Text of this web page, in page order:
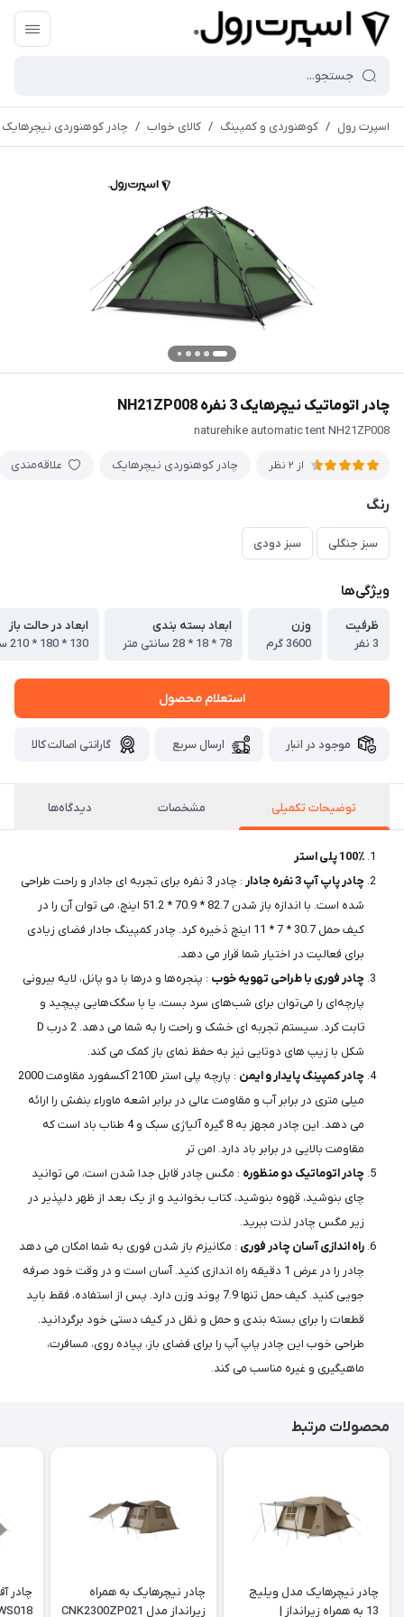
اسپرت رول / کوهنوردی و کمپینگ / کالای خواب / چادر کوهنوردی نیچرهایک
چادر اتوماتیک نیچرهایک 3 نفره NH21ZP008
naturehike automatic tent NH21ZP008
از 2 نظر چادر کوهنوردی نیچرهایک علاقه‌مندی
رنگ
سبز جنگلی سبز دودی
ویژگی‌ها
ظرفیت
3 نفر
وزن
3600 گرم
ابعاد بسته بندی
78 * 18 * 28 سانتی متر
ابعاد در حالت باز
130 * 180 * 210 سانتی متر
استعلام محصول
موجود در انبار ارسال سریع گارانتی اصالت کالا
توضیحات تکمیلی مشخصات دیدگاه‌ها
100٪ پلی استر
چادر پاپ آپ 3 نفره جادار
: چادر 3 نفره برای تجربه ای جادار و راحت طراحی
شده است. با اندازه باز شدن 82.7 * 70.9 * 51.2 اینچ، می توان آن را در
کیف حمل 30.7 * 7 * 11 اینچ ذخیره کرد. چادر کمپینگ جادار فضای زیادی
برای فعالیت در اختیار شما قرار می دهد.
چادر فوری با طراحی تهویه خوب : پنجره‌ها و درها با دو پانل، لایه بیرونی
پارچه‌ای را می‌توان برای شب‌های سرد بست، یا با سگک‌هایی پیچید و
ثابت کرد. سیستم تجربه ای خشک و راحت را به شما می دهد. 2 درب D
شکل با زیپ های دوتایی نیز به حفظ نمای باز کمک می کند.
چادر کمپینگ پایدار و ایمن
: پارچه پلی استر 210D آکسفورد مقاومت 2000
میلی متری در برابر آب و مقاومت عالی در برابر اشعه ماوراء بنفش را ارائه
می دهد. این چادر مجهز به 8 گیره آلیاژی سبک و 4 طناب باد است که
مقاومت بالایی در برابر باد دارد. امن تر
چادر اتوماتیک دو منظوره : مگس چادر قابل جدا شدن است، می توانید
چای بنوشید، قهوه بنوشید، کتاب بخوانید و از یک بعد از ظهر دلپذیر در
زیر مگس چادر لذت ببرید.
راه اندازی آسان چادر فوری : مکانیزم باز شدن فوری به شما امکان می دهد
چادر را در عرض 1 دقیقه راه اندازی کنید. آسان است و در وقت خود صرفه
جویی کنید. کیف حمل تنها 7.9 پوند وزن دارد. پس از استفاده، فقط باید
قطعات را برای بسته بندی و حمل و نقل در کیف دستی خود برگردانید.
طراحی خوب این چادر پاپ آپ را برای فضای باز، پیاده روی، مسافرت،
ماهیگیری و غیره مناسب می کند.
محصولات مرتبط
چادر نیچرهایک مدل ویلیج
13 به همراه زیرانداز |
چادر نیچرهایک به همراه
زیرانداز مدل CNK2300ZP021
چادر